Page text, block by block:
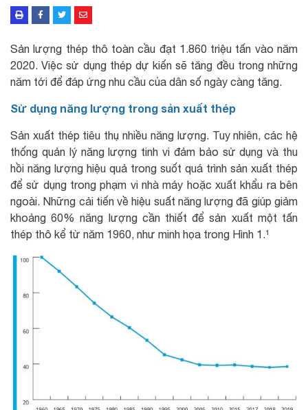
Sản lượng thép thô toàn cầu đạt 1.860 triệu tấn vào năm
2020. Việc sử dụng thép dự kiến sẽ tăng đều trong những
năm tới để đáp ứng nhu cầu của dân số ngày càng tăng.
Sử dụng năng lượng trong sản xuất thép
Sản xuất thép tiêu thụ nhiều năng lượng. Tuy nhiên, các hệ
thống quản lý năng lượng tinh vi đảm bảo sử dụng và thu
hồi năng lượng hiệu quả trong suốt quá trình sản xuất thép
để sử dụng trong phạm vi nhà máy hoặc xuất khẩu ra bên
ngoài. Những cải tiến về hiệu suất năng lượng đã giúp giảm
khoảng 60% năng lượng cần thiết để sản xuất một tấn
thép thô kể từ năm 1960, như minh họa trong Hình 1.¹